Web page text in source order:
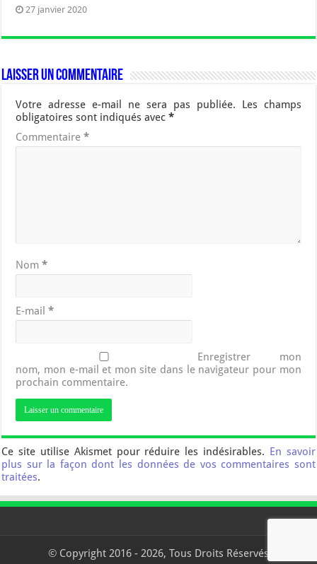
27 janvier 2020
Laisser un commentaire
Votre adresse e-mail ne sera pas publiée.
Les champs
obligatoires sont indiqués avec*
Commentaire*
Nom*
E-mail*
Enregistrer mon
nom, mon e-mail et mon site dans le navigateur pour mon
prochain commentaire.
Ce site utilise Akismet pour réduire les indésirables. En savoir
plus sur la façon dont les données de vos commentaires sont
traitées.
© Copyright 2016 - 2026, Tous Droits Réservés